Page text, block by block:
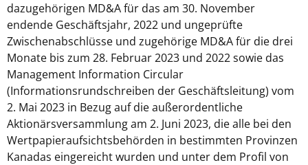
dazugehörigen MD&A für das am 30. November
endende Geschäftsjahr, 2022 und ungeprüfte
Zwischenabschlüsse und zugehörige MD&A für die drei
Monate bis zum 28. Februar 2023 und 2022 sowie das
Management Information Circular
(Informationsrundschreiben der Geschäftsleitung) vom
2. Mai 2023 in Bezug auf die außerordentliche
Aktionärsversammlung am 2. Juni 2023, die alle bei den
Wertpapieraufsichtsbehörden in bestimmten Provinzen
Kanadas eingereicht wurden und unter dem Profil von